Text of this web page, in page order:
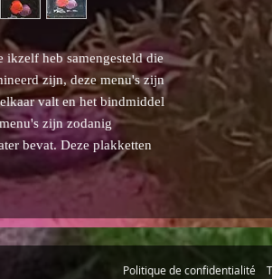
heb samengesteld die
zijn, deze menu's zijn
valt en het bindmiddel
zijn zodanig
bevat. Deze plakketten
Politique de confidentialité